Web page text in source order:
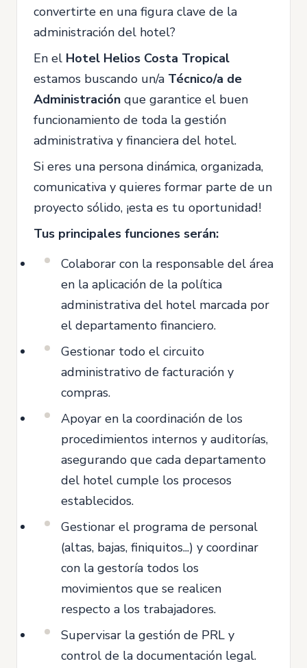
convertirte en una figura clave de la
administración del hotel?
En el Hotel Helios Costa Tropical
estamos buscando un/a Técnico/a de
Administración que garantice el buen
funcionamiento de toda la gestión
administrativa y financiera del hotel.
Si eres una persona dinámica, organizada,
comunicativa y quieres formar parte de un
proyecto sólido, ¡esta es tu oportunidad!
Tus principales funciones serán:
Colaborar con la responsable del área
en la aplicación de la política
administrativa del hotel marcada por
el departamento financiero.
Gestionar todo el circuito
administrativo de facturación y
compras.
Apoyar en la coordinación de los
procedimientos internos y auditorías,
asegurando que cada departamento
del hotel cumple los procesos
establecidos.
Gestionar el programa de personal
(altas, bajas, finiquitos...) y coordinar
con la gestoría todos los
movimientos que se realicen
respecto a los trabajadores.
Supervisar la gestión de PRL y
control de la documentación legal.